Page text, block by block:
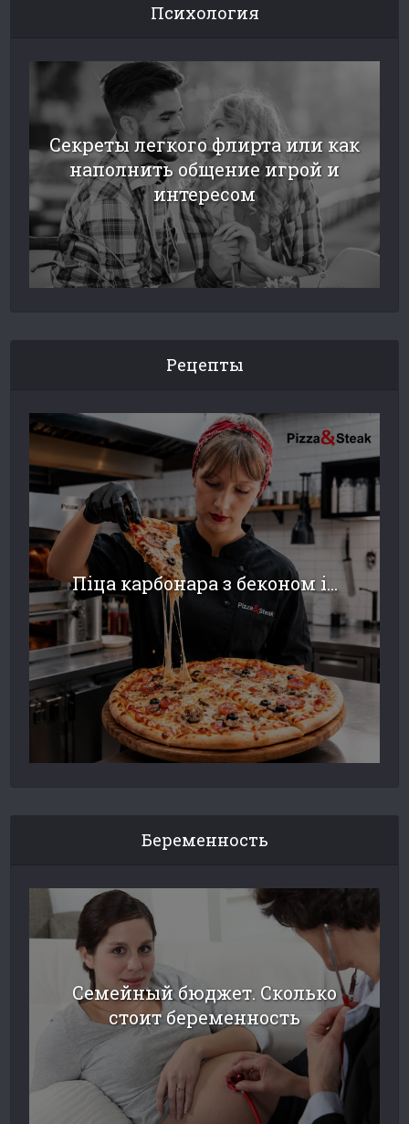
Психология
Секреты легкого флирта или как
наполнить общение игрой и
интересом
Рецепты
Піца карбонара з беконом і...
Беременность
Семейный бюджет. Сколько
стоит беременность